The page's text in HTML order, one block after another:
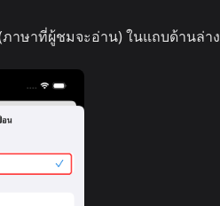
าษาที่ผู้ชมจะอ่าน) ในแถบด้านล่าง